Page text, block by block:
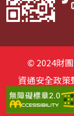
© 2024財
資通安全政策